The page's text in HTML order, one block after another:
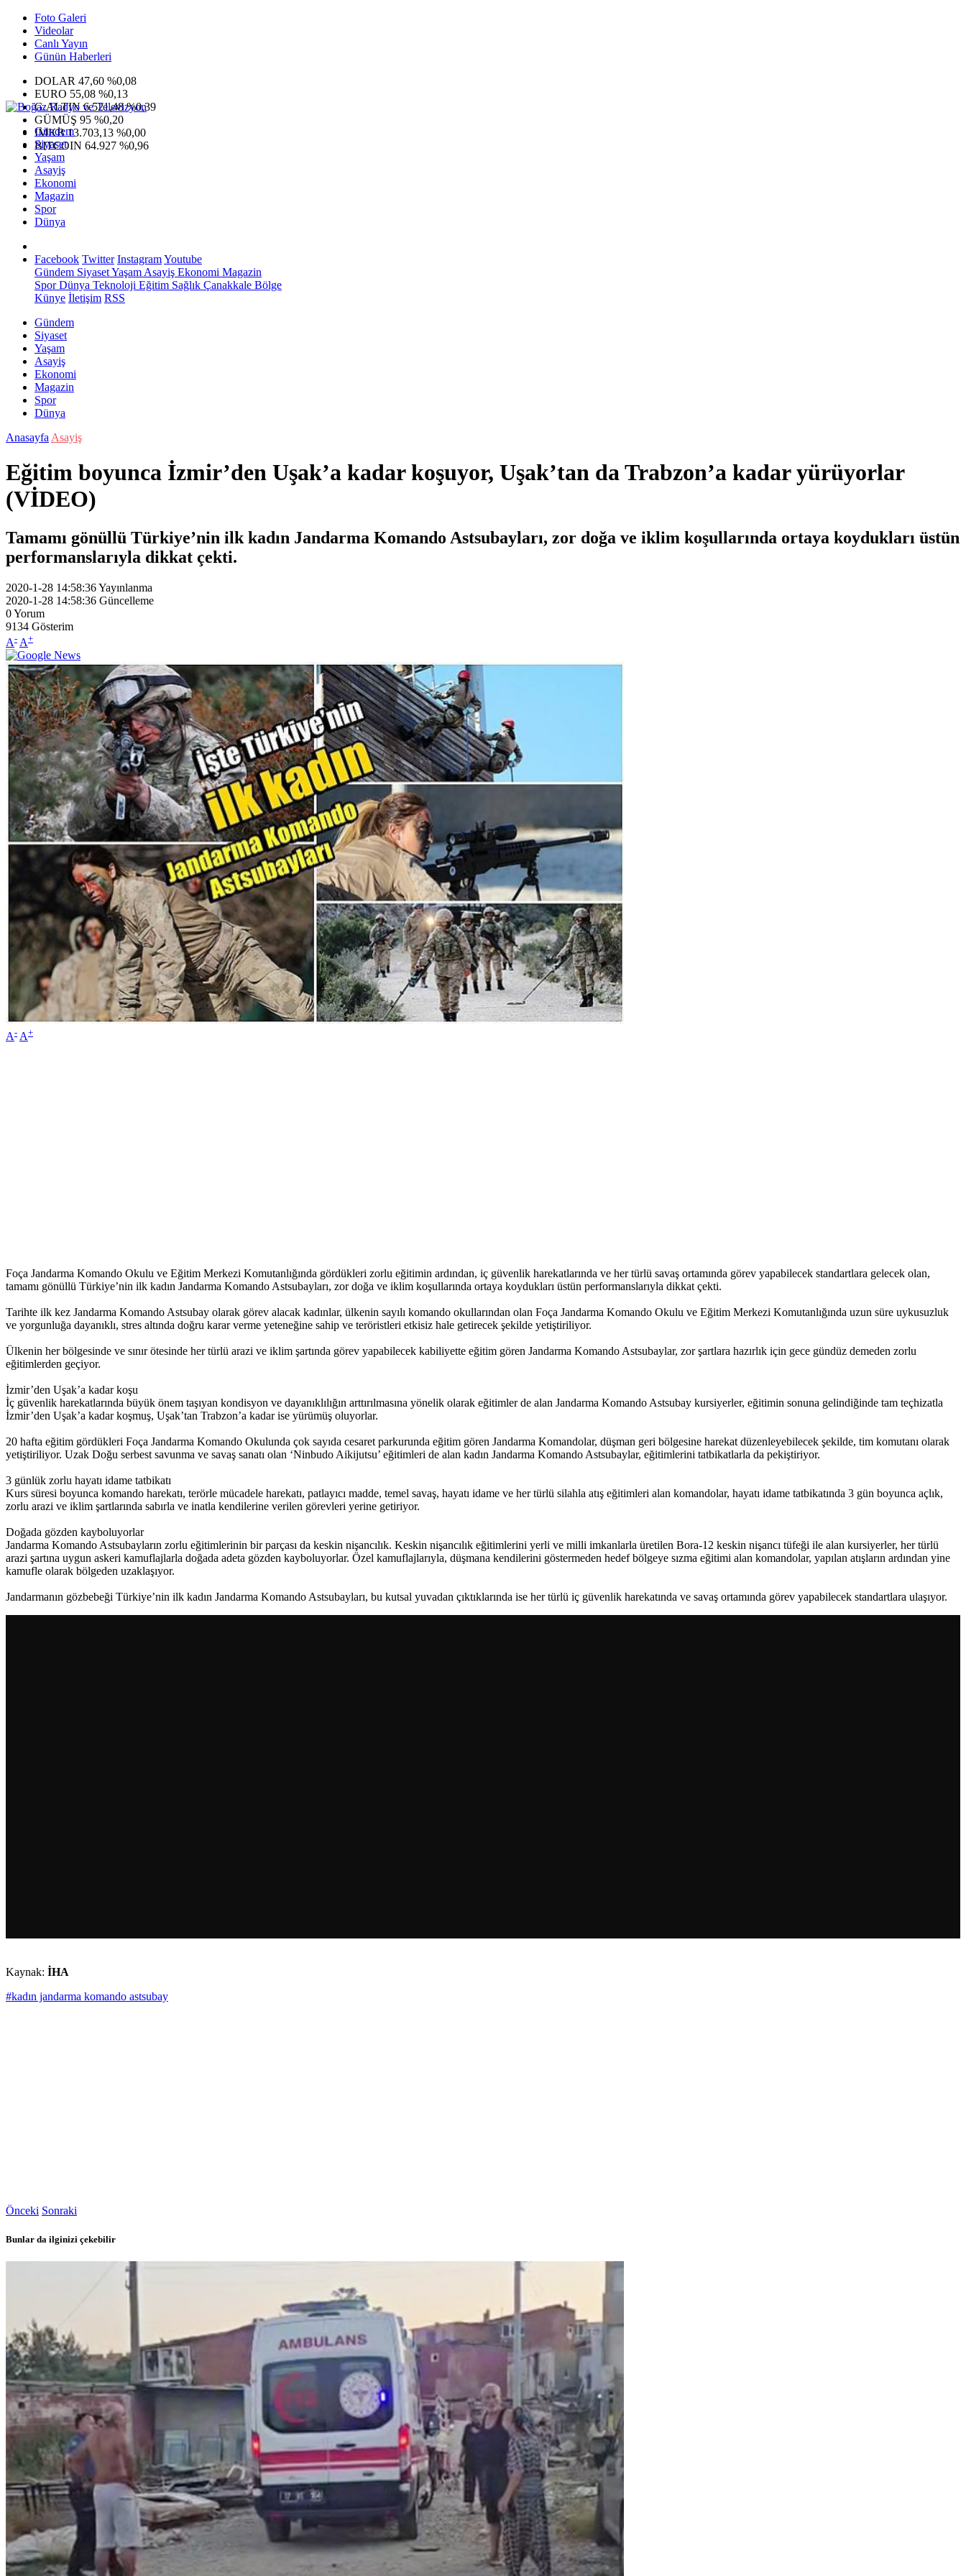
Foto Galeri
Videolar
Canlı Yayın
Günün Haberleri
DOLAR 47,60 %0,08
EURO 55,08 %0,13
G.ALTIN6.521,48 %0,39
GÜMÜŞ 95 %0,20
IMKB13.703,13 %0,00
BITCOIN 64.927 %0,96
Gündem
Siyaset
Yaşam
Asayiş
Ekonomi
Magazin
Spor
Dünya
Facebook Twitter InstagramYoutube
Gündem SiyasetYaşam Asayiş Ekonomi Magazin
SporDünya Teknoloji Eğitim Sağlık Çanakkale Bölge
Künye İletişim RSS
Gündem
Siyaset
Yaşam
Asayiş
Ekonomi
Magazin
Spor
Dünya
Anasayfa Asayiş
Eğitim boyunca İzmir’den Uşak’a kadar koşuyor, Uşak’tan da Trabzon’a kadar yürüyorlar
(VİDEO)
Tamamı gönüllü Türkiye’nin ilk kadın Jandarma Komando Astsubayları, zor doğa ve iklim koşullarında ortaya koydukları üstün
performanslarıyla dikkat çekti.
2020-1-28 14:58:36Yayınlanma
2020-1-28 14:58:36 Güncelleme
0Yorum
9134 Gösterim
A- A+
A- A+
Foça Jandarma Komando Okulu ve Eğitim Merkezi Komutanlığında gördükleri zorlu eğitimin ardından, iç güvenlik harekatlarında ve her türlü savaş ortamında görev yapabilecek standartlara gelecek olan,
tamamı gönüllü Türkiye’nin ilk kadın Jandarma Komando Astsubayları, zor doğa ve iklim koşullarında ortaya koydukları üstün performanslarıyla dikkat çekti.
Tarihte ilk kez Jandarma Komando Astsubay olarak görev alacak kadınlar, ülkenin sayılı komando okullarından olan Foça Jandarma Komando Okulu ve Eğitim Merkezi Komutanlığında uzun süre uykusuzluk
ve yorgunluğa dayanıklı, stres altında doğru karar verme yeteneğine sahip ve teröristleri etkisiz hale getirecek şekilde yetiştiriliyor.
Ülkenin her bölgesinde ve sınır ötesinde her türlü arazi ve iklim şartında görev yapabilecek kabiliyette eğitim gören Jandarma Komando Astsubaylar, zor şartlara hazırlık için gece gündüz demeden zorlu
eğitimlerden geçiyor.
İzmir’den Uşak’a kadar koşu
İç güvenlik harekatlarında büyük önem taşıyan kondisyon ve dayanıklılığın arttırılmasına yönelik olarak eğitimler de alan Jandarma Komando Astsubay kursiyerler, eğitimin sonuna gelindiğinde tam teçhizatla
İzmir’den Uşak’a kadar koşmuş, Uşak’tan Trabzon’a kadar ise yürümüş oluyorlar.
20 hafta eğitim gördükleri Foça Jandarma Komando Okulunda çok sayıda cesaret parkurunda eğitim gören Jandarma Komandolar, düşman geri bölgesine harekat düzenleyebilecek şekilde, tim komutanı olarak
yetiştiriliyor. Uzak Doğu serbest savunma ve savaş sanatı olan ‘Ninbudo Aikijutsu’ eğitimleri de alan kadın Jandarma Komando Astsubaylar, eğitimlerini tatbikatlarla da pekiştiriyor.
3 günlük zorlu hayatı idame tatbikatı
Kurs süresi boyunca komando harekatı, terörle mücadele harekatı, patlayıcı madde, temel savaş, hayatı idame ve her türlü silahla atış eğitimleri alan komandolar, hayatı idame tatbikatında 3 gün boyunca açlık,
zorlu arazi ve iklim şartlarında sabırla ve inatla kendilerine verilen görevleri yerine getiriyor.
Doğada gözden kayboluyorlar
Jandarma Komando Astsubayların zorlu eğitimlerinin bir parçası da keskin nişancılık. Keskin nişancılık eğitimlerini yerli ve milli imkanlarla üretilen Bora-12 keskin nişancı tüfeği ile alan kursiyerler, her türlü
arazi şartına uygun askeri kamuflajlarla doğada adeta gözden kayboluyorlar. Özel kamuflajlarıyla, düşmana kendilerini göstermeden hedef bölgeye sızma eğitimi alan komandolar, yapılan atışların ardından yine
kamufle olarak bölgeden uzaklaşıyor.
Jandarmanın gözbebeği Türkiye’nin ilk kadın Jandarma Komando Astsubayları, bu kutsal yuvadan çıktıklarında ise her türlü iç güvenlik harekatında ve savaş ortamında görev yapabilecek standartlara ulaşıyor.
Kaynak: İHA
#kadın jandarma komando astsubay
Önceki Sonraki
Bunlar da ilginizi çekebilir